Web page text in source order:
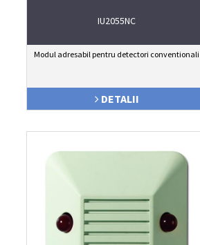
IU2055NC
Modul adresabil pentru detectori conventionali
DETALII